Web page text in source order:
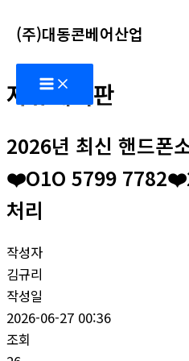
텐
츠
로
건
뛰
기
(주)대동콘베어산업
Main
Menu
자유게시판
2026년 최신 핸드폰
❤️O1O 5799
처리
작성자
김규리
작성일
2026-06-27 00:36
조회